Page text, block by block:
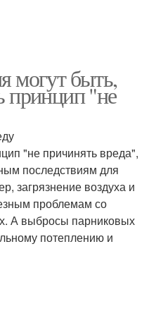
могут быть,
принцип "не
"не причинять вреда",
последствиям для
загрязнение воздуха и
проблемам со
А выбросы парниковых
потеплению и